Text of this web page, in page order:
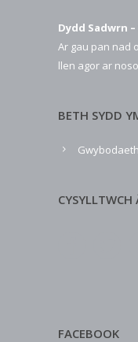
Dydd Sadwrn –
Ar gau pan nad
llen agor ar
BETH SYDD
CYSYLLTWCH
FACEBOOK